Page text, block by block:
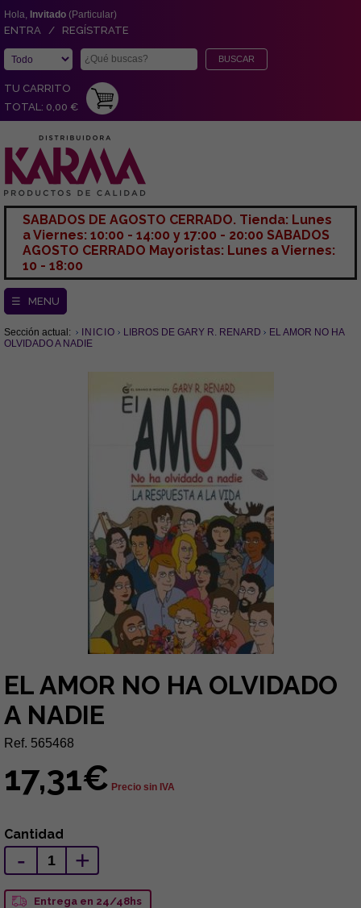
Hola, Invitado (Particular)
ENTRA / REGÍSTRATE
TU CARRITO
TOTAL: 0,00 €
SABADOS DE AGOSTO CERRADO. Tienda: Lunes
a Viernes: 10:00 - 14:00 y 17:00 - 20:00 SABADOS
AGOSTO CERRADO Mayoristas: Lunes a Viernes:
10 - 18:00
☰ MENU
Sección actual: INICIO LIBROS DE GARY R. RENARD
EL AMOR NO HA
OLVIDADO A NADIE
EL AMOR NO HA OLVIDADO
A NADIE
Ref. 565468
17,31€ Precio sin IVA
Cantidad
- +
Entrega en 24/48hs